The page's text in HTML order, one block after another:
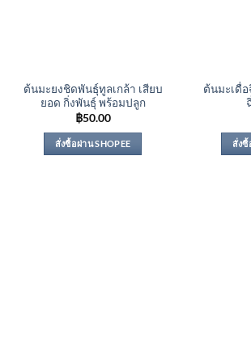
ต้นมะยงชิดพันธุ์ทูลเกล้า เสียบ
ยอด กิ่งพันธุ์ พร้อมปลูก
฿50.00
สั่งซื้อผ่าน SHOPEE
ต้นมะเดื่
สั่งซื้